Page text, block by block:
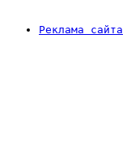
Реклама сайта